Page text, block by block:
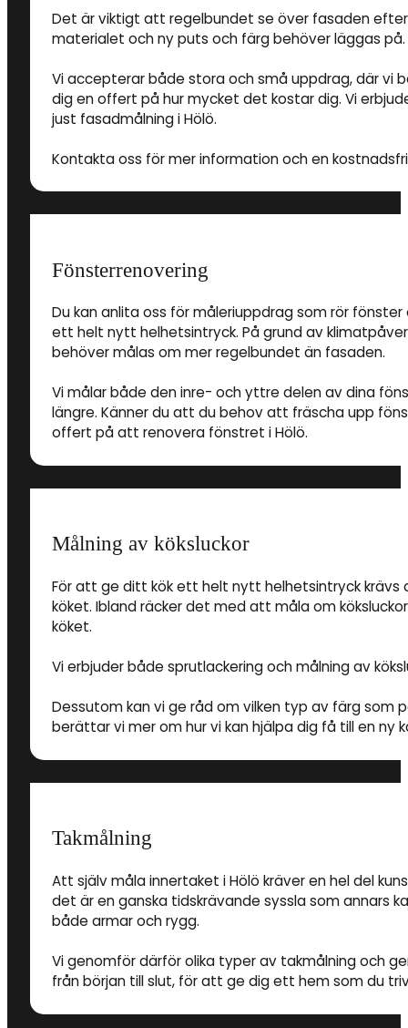
Det är viktigt att regelbundet se över fasaden
materialet och ny puts och färg behöver läggas på.
Vi accepterar både stora och små uppdrag, där vi
dig en offert på hur mycket det kostar dig. Vi
just fasadmålning i Hölö.
Kontakta oss för mer information och en
Fönsterrenovering
Du kan anlita oss för måleriuppdrag som rör
ett helt nytt helhetsintryck. På grund av
behöver målas om mer regelbundet än fasaden.
Vi målar både den inre- och yttre delen av dina
längre. Känner du att du behov att fräscha upp
offert på att renovera fönstret i Hölö.
Målning av köksluckor
För att ge ditt kök ett helt nytt helhetsintryck
köket. Ibland räcker det med att måla om
köket.
Vi erbjuder både sprutlackering och målning av
Dessutom kan vi ge råd om vilken typ av färg som
berättar vi mer om hur vi kan hjälpa dig få till en ny
Takmålning
Att själv måla innertaket i Hölö kräver en hel del
det är en ganska tidskrävande syssla som annars
både armar och rygg.
Vi genomför därför olika typer av takmålning och
från början till slut, för att ge dig ett hem som du